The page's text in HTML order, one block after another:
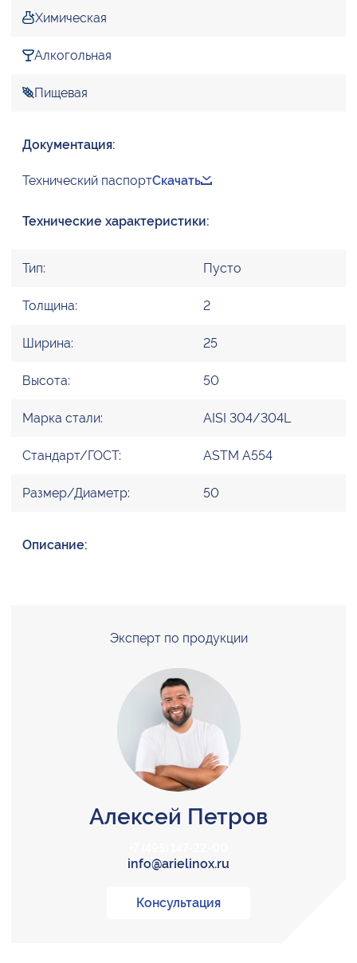
Химическая
Алкогольная
Пищевая
Документация:
Технический паспортСкачать
Технические характеристики:
Тип: Пусто
Толщина: 2
Ширина: 25
Высота: 50
Марка стали: AISI 304/304L
Стандарт/ГОСТ: ASTM A554
Размер/Диаметр: 50
Описание:
Эксперт по продукции
Алексей Петров
info@arielinox.ru
Консультация